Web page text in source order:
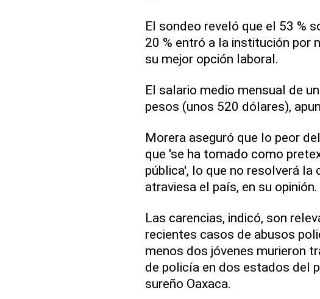
El sondeo reveló que el 53 %
20 % entró a la institución por
su mejor opción laboral.
El salario medio mensual de
pesos (unos 520 dólares),
Morera aseguró que lo peor
que 'se ha tomado como
pública', lo que no resolverá la
atraviesa el país, en su opinión.
Las carencias, indicó, son
recientes casos de abusos
menos dos jóvenes murieron
de policía en dos estados del
sureño Oaxaca.